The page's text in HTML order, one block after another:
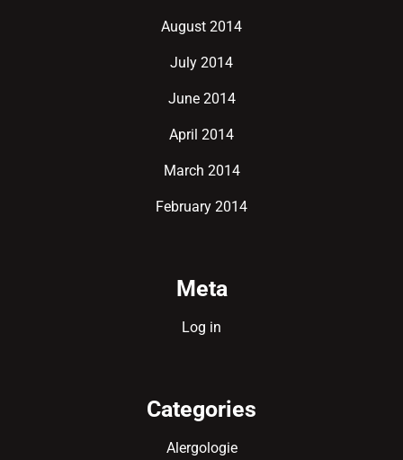
August 2014
July 2014
June 2014
April 2014
March 2014
February 2014
Meta
Log in
Categories
Alergologie